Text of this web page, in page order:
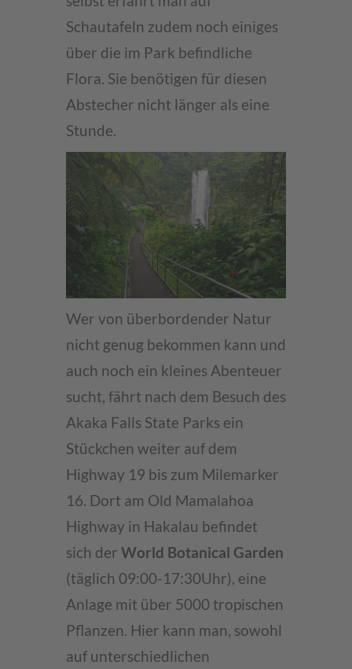
Schautafeln zudem noch einiges
über die im Park befindliche
Flora. Sie benötigen für diesen
Abstecher nicht länger als eine
Stunde.
Wer von überbordender Natur
nicht genug bekommen kann und
auch noch ein kleines Abenteuer
sucht, fährt nach dem Besuch des
Akaka Falls State Parks ein
Stückchen weiter auf dem
Highway 19 bis zum Milemarker
16. Dort am Old Mamalahoa
Highway in Hakalau befindet
sich der World Botanical Garden
(täglich 09:00-17:30Uhr), eine
Anlage mit über 5000 tropischen
Pflanzen. Hier kann man, sowohl
auf unterschiedlichen